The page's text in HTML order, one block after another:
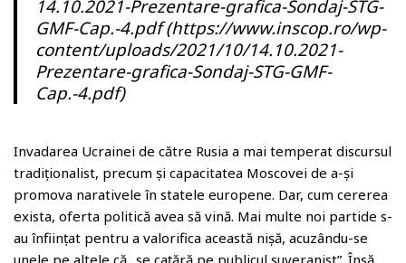
14.10.2021-Prezentare-grafica-Sondaj-STG-
GMF-Cap.-4.pdf (https://www.inscop.ro/wp-
content/uploads/2021/10/14.10.2021-
Prezentare-grafica-Sondaj-STG-GMF-
Cap.-4.pdf)
Invadarea Ucrainei de către Rusia a mai temperat discursul
tradiționalist, precum și capacitatea Moscovei de a-și
promova narativele în statele europene. Dar, cum cererea
exista, oferta politică avea să vină. Mai multe noi partide s-
au înființat pentru a valorifica această nișă, acuzându-se
unele pe altele că „se cațără pe publicul suveranist”. Însă